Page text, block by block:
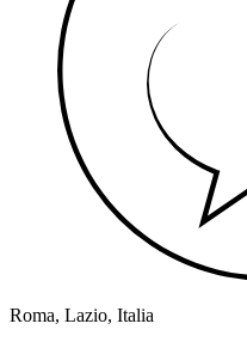
Roma, Lazio, Italia